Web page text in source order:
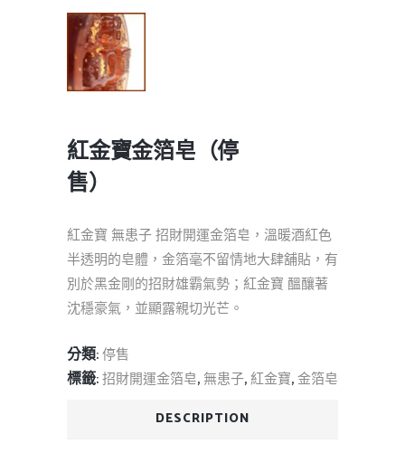
紅金寶金箔皂（停
售）
紅金寶 無患子 招財開運金箔皂，溫暖酒紅色
半透明的皂體，金箔毫不留情地大肆舖貼，有
別於黑金剛的招財雄霸氣勢；紅金寶 醞釀著
沈穩豪氣，並顯露親切光芒。
分類:停售
標籤:招財開運金箔皂, 無患子, 紅金寶,金箔皂
DESCRIPTION